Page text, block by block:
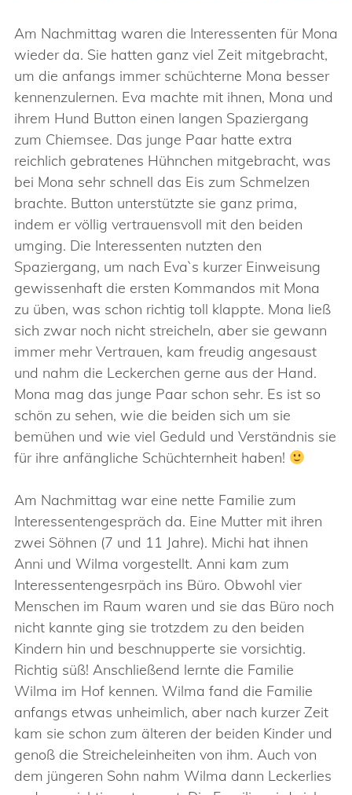
Am Nachmittag waren die Interessenten für Mona
wieder da. Sie hatten ganz viel Zeit mitgebracht,
um die anfangs immer schüchterne Mona besser
kennenzulernen. Eva machte mit ihnen, Mona und
ihrem Hund Button einen langen Spaziergang
zum Chiemsee. Das junge Paar hatte extra
reichlich gebratenes Hühnchen mitgebracht, was
bei Mona sehr schnell das Eis zum Schmelzen
brachte. Button unterstützte sie ganz prima,
indem er völlig vertrauensvoll mit den beiden
umging. Die Interessenten nutzten den
Spaziergang, um nach Eva`s kurzer Einweisung
gewissenhaft die ersten Kommandos mit Mona
zu üben, was schon richtig toll klappte. Mona ließ
sich zwar noch nicht streicheln, aber sie gewann
immer mehr Vertrauen, kam freudig angesaust
und nahm die Leckerchen gerne aus der Hand.
Mona mag das junge Paar schon sehr. Es ist so
schön zu sehen, wie die beiden sich um sie
bemühen und wie viel Geduld und Verständnis sie
für ihre anfängliche Schüchternheit haben!
Am Nachmittag war eine nette Familie zum
Interessentengespräch da. Eine Mutter mit ihren
zwei Söhnen (7 und 11 Jahre). Michi hat ihnen
Anni und Wilma vorgestellt. Anni kam zum
Interessentengesrpäch ins Büro. Obwohl vier
Menschen im Raum waren und sie das Büro noch
nicht kannte ging sie trotzdem zu den beiden
Kindern hin und beschnupperte sie vorsichtig.
Richtig süß! Anschließend lernte die Familie
Wilma im Hof kennen. Wilma fand die Familie
anfangs etwas unheimlich, aber nach kurzer Zeit
kam sie schon zum älteren der beiden Kinder und
genoß die Streicheleinheiten von ihm. Auch von
dem jüngeren Sohn nahm Wilma dann Leckerlies